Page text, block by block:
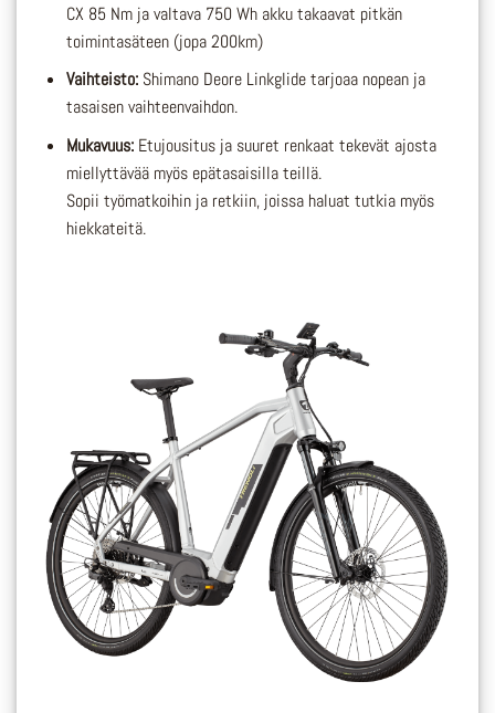
CX 85 Nm ja valtava 750 Wh akku takaavat pitkän
toimintasäteen (jopa 200km)
Vaihteisto:Shimano Deore Linkglide tarjoaa nopean ja
tasaisen vaihteenvaihdon.
Mukavuus:Etujousitus ja suuret renkaat tekevät ajosta
miellyttävää myös epätasaisilla teillä.
Sopii työmatkoihin ja retkiin, joissa haluat tutkia myös
hiekkateitä.